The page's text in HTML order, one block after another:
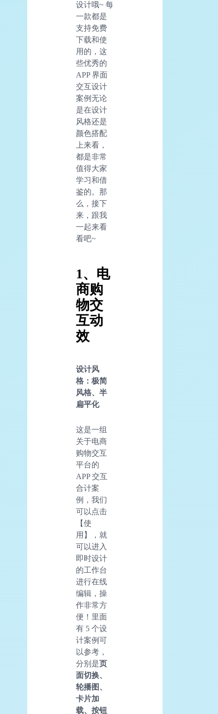
设计哦~ 每
一款都是
支持免费
下载和使
用的，这
些优秀的
APP 界面
交互设计
案例无论
是在设计
风格还是
颜色搭配
上来看，
都是非常
值得大家
学习和借
鉴的。那
么，接下
来，跟我
一起来看
看吧~
1、电
商购
物交
互动
效
设计风
格：极简
风格、半
扁平化
这是一组
关于电商
购物交互
平台的
APP 交互
合计案
例，我们
可以点击
【使
用】，就
可以进入
即时设计
的工作台
进行在线
编辑，操
作非常方
便！里面
有 5 个设
计案例可
以参考，
分别是页
面切换、
轮播图、
卡片加
载、按钮